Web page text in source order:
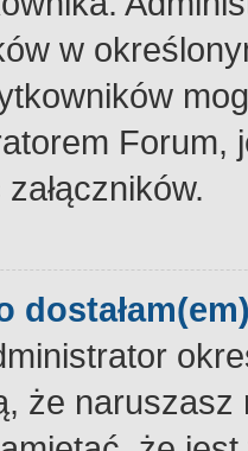
w
Forum,
że